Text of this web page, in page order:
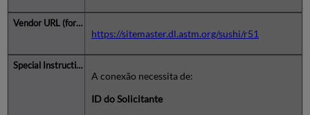
https://sitemaster.dl.astm.org/sushi/r51
A conexão necessita de:
ID do Solicitante